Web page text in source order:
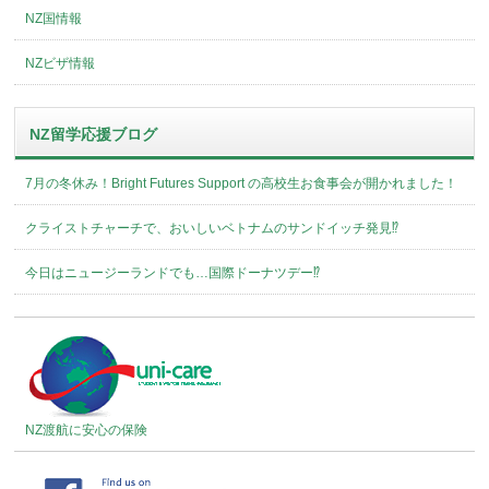
NZ国情報
NZビザ情報
NZ留学応援ブログ
7月の冬休み！Bright Futures Support の高校生お食事会が開かれました！
クライストチャーチで、おいしいベトナムのサンドイッチ発見⁉︎
今日はニュージーランドでも…国際ドーナツデー⁉︎
NZ渡航に安心の保険